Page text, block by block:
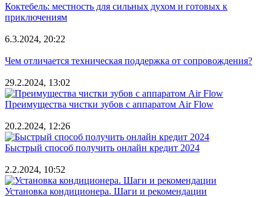
Коктебель: местность для сильных духом и готовых к
приключениям
6.3.2024, 20:22
Чем отличается техническая поддержка от сопровождения?
29.2.2024, 13:02
Преимущества чистки зубов с аппаратом Air Flow
20.2.2024, 12:26
Быстрый способ получить онлайн кредит 2024
2.2.2024, 10:52
Установка кондиционера. Шаги и рекомендации